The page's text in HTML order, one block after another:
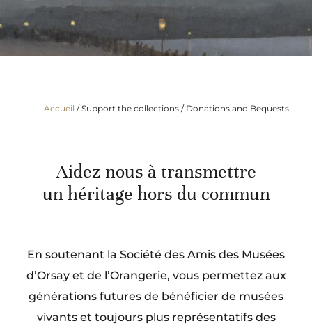
Accueil / Support the collections / Donations and Bequests
Aidez-nous à transmettre
un héritage hors du commun
En soutenant la Société des Amis des Musées
d’Orsay et de l’Orangerie, vous permettez aux
générations futures de bénéficier de musées
vivants et toujours plus représentatifs des